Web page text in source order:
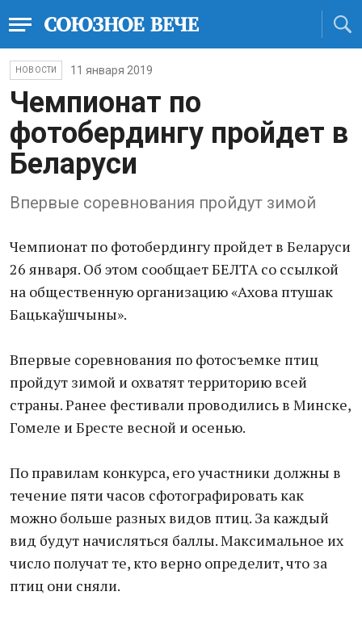
НОВОСТИ 11 января 2019
Чемпионат по
фотобердингу пройдет в
Беларуси
Впервые соревнования пройдут зимой
Чемпионат по фотобердингу пройдет в Беларуси
26 января. Об этом сообщает БЕЛТА со ссылкой
на общественную организацию «Ахова птушак
Бацькаўшчыны».
Впервые соревнования по фотосъемке птиц
пройдут зимой и охватят территорию всей
страны. Ранее фестивали проводились в Минске,
Гомеле и Бресте весной и осенью.
По правилам конкурса, его участники должны в
течение пяти часов сфотографировать как
можно больше разных видов птиц. За каждый
вид будут начисляться баллы. Максимальное их
число получат те, кто верно определит, что за
птиц они сняли.